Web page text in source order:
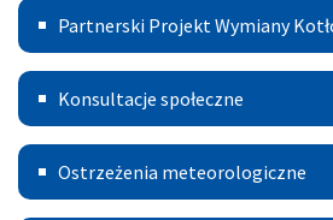
Partnerski
Projekt
Wymiany
Kotłów
Partnerski Projekt Wymiany
Konsultacje
Konsultacje społeczne
Ostrzeżenia
meteorologiczne
Ostrzeżenia meteorologiczne